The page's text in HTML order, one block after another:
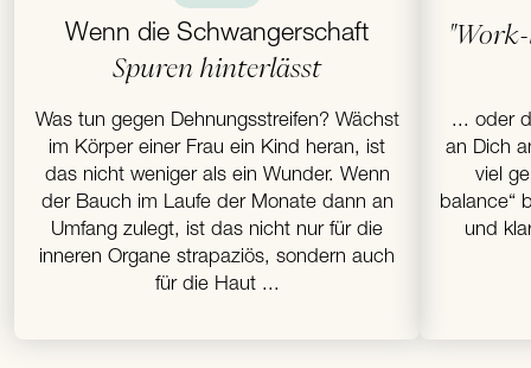
Wenn die Schwangerschaft
Spuren hinterlässt
Was tun gegen Dehnungsstreifen? Wächst
im Körper einer Frau ein Kind heran, ist
das nicht weniger als ein Wunder. Wenn
der Bauch im Laufe der Monate dann an
Umfang zulegt, ist das nicht nur für die
inneren Organe strapaziös, sondern auch
für die Haut ...
... oder
an Dich
viel
balance“
und